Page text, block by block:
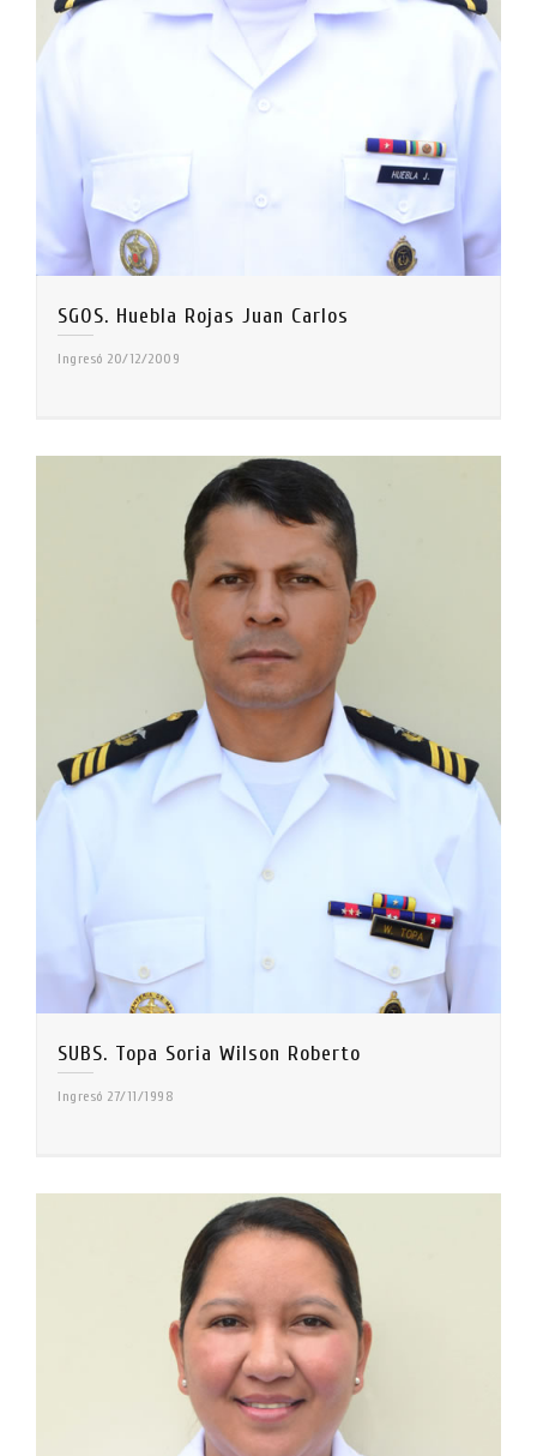
SGOS. Huebla Rojas Juan Carlos
Ingresó 20/12/2009
SUBS. Topa Soria Wilson Roberto
Ingresó 27/11/1998